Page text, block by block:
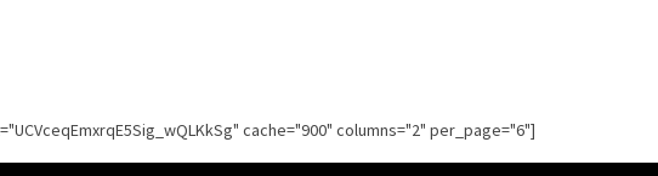
cache="900" columns="2" per_page="6"]